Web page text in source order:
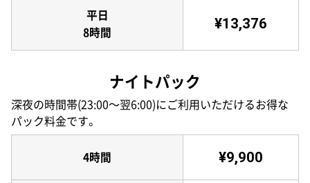
平日
8時間
¥13,376
ナイトパック
深夜の時間帯(23:00〜翌6:00)にご利用いただけるお得な
パック料金です。
4時間 ¥9,900